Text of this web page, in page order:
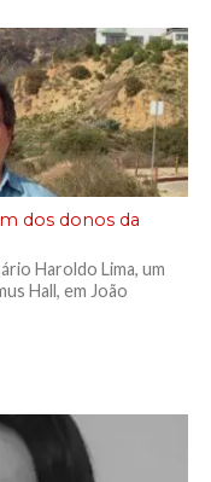
dos donos da
Haroldo Lima, um
Hall, em João